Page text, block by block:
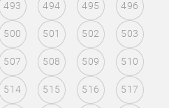
493 494 495 496
500 501 502 503
507 508 509 510
514 515 516 517